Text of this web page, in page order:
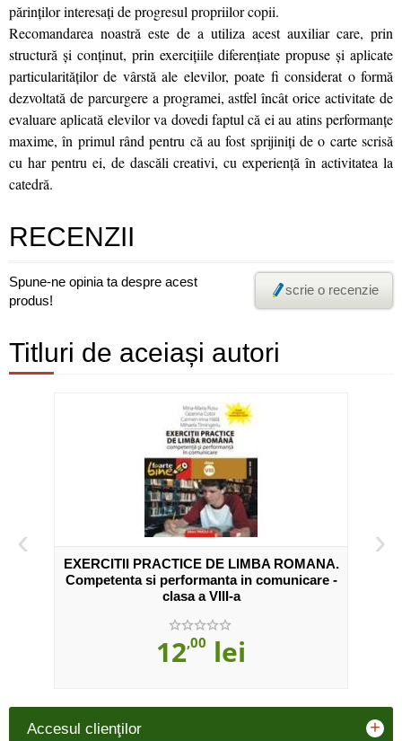
părinţilor interesaţi de progresul propriilor copii.
Recomandarea noastră este de a utiliza acest auxiliar care, prin
structură și conţinut, prin exerciţiile diferenţiate propuse și aplicate
particularităţilor de vârstă ale elevilor, poate fi considerat o formă
dezvoltată de parcurgere a programei, astfel încât orice activitate de
evaluare aplicată elevilor va dovedi faptul că ei au atins performanţe
maxime, în primul rând pentru că au fost sprijiniţi de o carte scrisă
cu har pentru ei, de dascăli creativi, cu experienţă în activitatea la
catedră.
RECENZII
Spune-ne opinia ta despre acest
produs!
scrie o recenzie
Titluri de aceiași autori
‹
EXERCITII PRACTICE DE LIMBA ROMANA.
Competenta si performanta in comunicare -
clasa a VIII-a
12,00 lei
›
Accesul clienţilor +